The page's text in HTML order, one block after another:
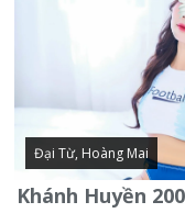
Đại Từ, Hoàng Mai